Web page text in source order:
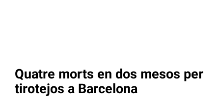
Quatre morts en dos mesos per
tirotejos a Barcelona